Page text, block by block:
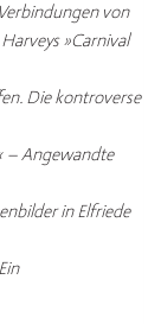
von
»Carnival
Die kontroverse
– Angewandte
in Elfriede